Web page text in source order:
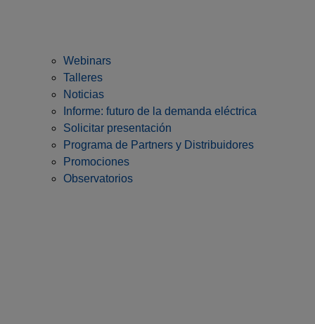
Webinars
Talleres
Noticias
Informe: futuro de la demanda eléctrica
Solicitar presentación
Programa de Partners y Distribuidores
Promociones
Observatorios